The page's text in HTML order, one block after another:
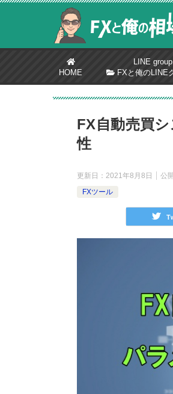
HOME
LINE group
FXと俺のLINE
FX自動売買
性
更新日： 2021年8月8日 公
FXツール